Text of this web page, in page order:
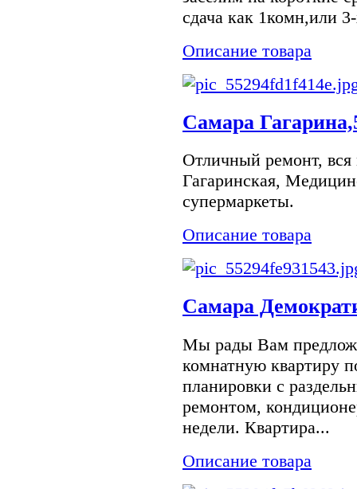
сдача как 1комн,или
Описание товара
Самара
Отличный ремонт,
Гагаринская,
супермаркеты.
Описание товара
Самара
Мы рады Вам
комнатную квартиру
планировки с
ремонтом,
недели. Квартира...
Описание товара